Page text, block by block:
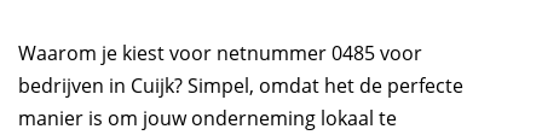
Waarom je kiest voor netnummer 0485 voor
bedrijven in Cuijk? Simpel, omdat het de perfecte
manier is om jouw onderneming lokaal te